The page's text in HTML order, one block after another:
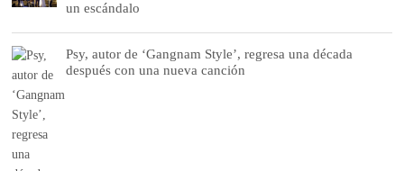
un escándalo
Psy, autor de ‘Gangnam Style’, regresa una década
después con una nueva canción